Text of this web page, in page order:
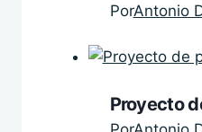
PorAntonio
Proyecto